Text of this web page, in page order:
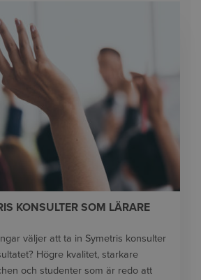
KONSULTER SOM LÄRARE
väljer att ta in Symetris konsulter
Högre kvalitet, starkare
och studenter som är redo att